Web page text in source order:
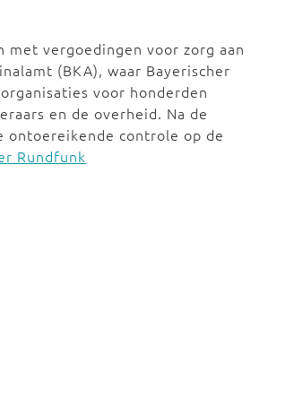
met vergoedingen voor zorg aan
(BKA), waar Bayerischer
voor honderden
en de overheid. Na de
ontoereikende controle op de
Rundfunk